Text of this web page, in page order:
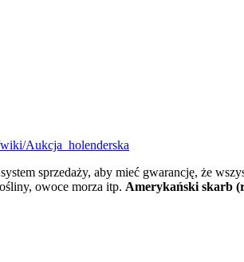
Aukcja_holenderska
sprzedaży, aby mieć gwarancję, że
owoce morza itp. Amerykański skarb